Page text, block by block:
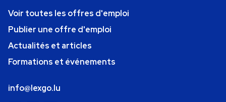
Voir toutes les offres d'emploi
Publier une offre d'emploi
Actualités et articles
Formations et événements
info@lexgo.lu